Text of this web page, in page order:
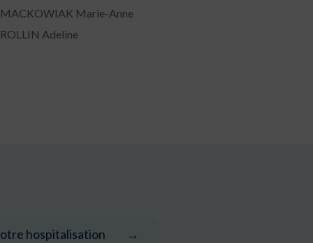
Marie-Anne
Adeline
hospitalisation